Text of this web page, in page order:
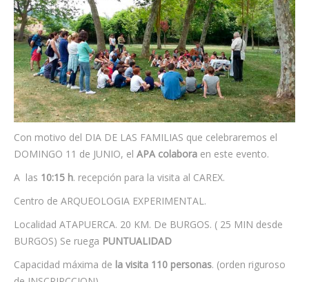
Contacta
Info cookies
Con motivo del DIA DE LAS FAMILIAS que celebraremos el
DOMINGO 11 de JUNIO, el APA colabora en este evento.
A las 10:15 h. recepción para la visita al CAREX.
Centro de ARQUEOLOGIA EXPERIMENTAL.
Localidad ATAPUERCA. 20 KM. De BURGOS. ( 25 MIN desde
BURGOS) Se ruega PUNTUALIDAD
Capacidad máxima de la visita 110 personas. (orden riguroso